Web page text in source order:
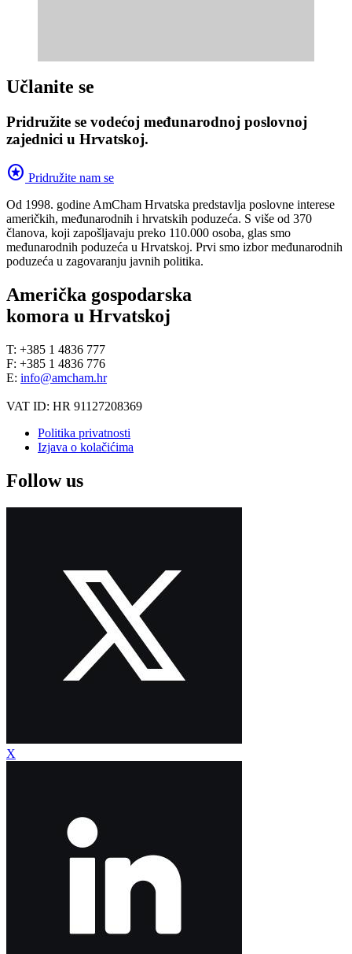
Učlanite se
Pridružite se vodećoj međunarodnoj poslovnoj
zajednici u Hrvatskoj.
stars Pridružite nam se
Od 1998. godine AmCham Hrvatska predstavlja poslovne interese
američkih, međunarodnih i hrvatskih poduzeća. S više od 370
članova, koji zapošljavaju preko 110.000 osoba, glas smo
međunarodnih poduzeća u Hrvatskoj. Prvi smo izbor međunarodnih
poduzeća u zagovaranju javnih politika.
Američka gospodarska
komora u Hrvatskoj
T: +385 1 4836 777
F: +385 1 4836 776
E: info@amcham.hr
VAT ID: HR 91127208369
Politika privatnosti
Izjava o kolačićima
Follow us
X